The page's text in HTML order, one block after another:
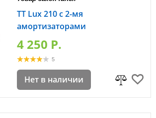
TT Lux 210 с 2-мя
амортизаторами
4 250 P.
5
Нет в наличии